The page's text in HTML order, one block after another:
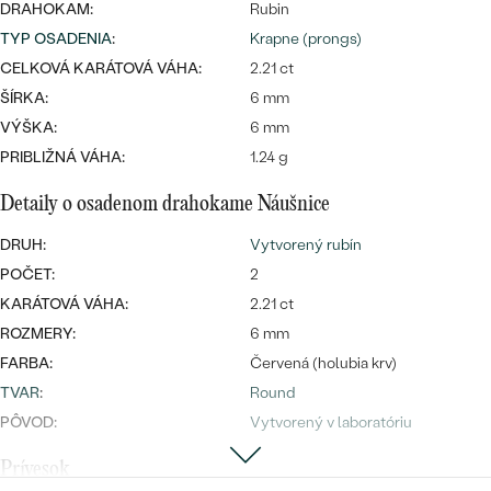
Wave kolekcia
OBJAVIŤ
PODĽA TVARU DRAHOKAMU
NA MIERU
DIAMANTY
náušnice
PREZRIEŤ
Personalizované
prívesky
Najpredávanejšie
PREZRIEŤ
DRAHOKAM:
Rubin
TYP OSADENIA:
Krapne (prongs)
CELKOVÁ KARÁTOVÁ VÁHA:
2.21 ct
ŠÍRKA:
6 mm
VÝŠKA:
6 mm
PRIBLIŽNÁ VÁHA:
1.24 g
Detaily o osadenom drahokame Náušnice
DRUH:
Vytvorený rubín
POČET:
2
KARÁTOVÁ VÁHA:
2.21 ct
ROZMERY:
6 mm
FARBA:
Červená (holubia krv)
TVAR:
Round
PÔVOD:
Vytvorený v laboratóriu
Prívesok